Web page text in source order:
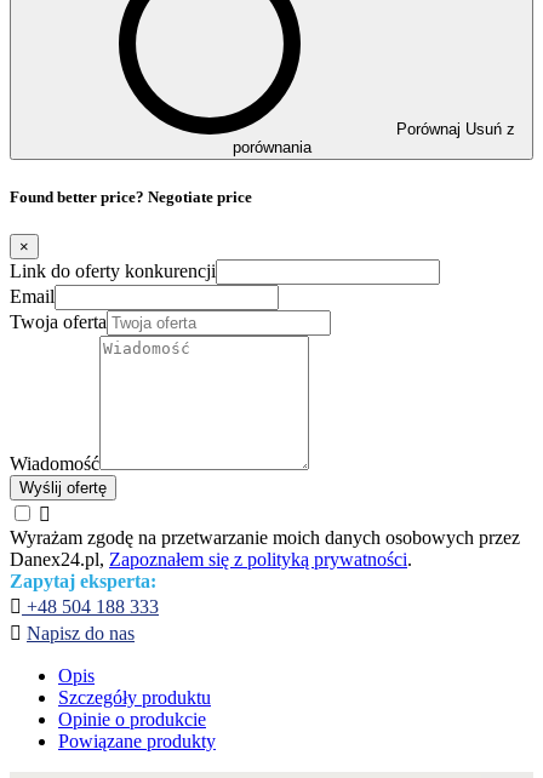
Porównaj Usuń z
porównania
Found better price? Negotiate price
×
Link do oferty konkurencji
Email
Twoja oferta
Wiadomość
Wyślij ofertę

Wyrażam zgodę na przetwarzanie moich danych osobowych przez
Danex24.pl, Zapoznałem się z polityką prywatności.
Zapytaj eksperta:
 +48 504 188 333
 Napisz do nas
Opis
Szczegóły produktu
Opinie o produkcie
Powiązane produkty